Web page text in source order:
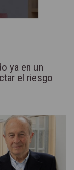
ya en un
el riesgo